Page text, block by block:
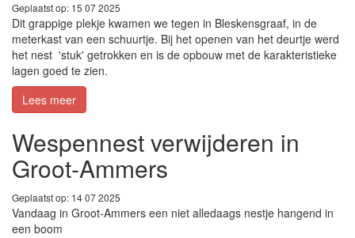
Geplaatst op: 15 07 2025
Dit grappige plekje kwamen we tegen in Bleskensgraaf, in de
meterkast van een schuurtje. Bij het openen van het deurtje werd
het nest 'stuk' getrokken en is de opbouw met de karakteristieke
lagen goed te zien.
Lees meer
Wespennest verwijderen in
Groot-Ammers
Geplaatst op: 14 07 2025
Vandaag in Groot-Ammers een niet alledaags nestje hangend in
een boom